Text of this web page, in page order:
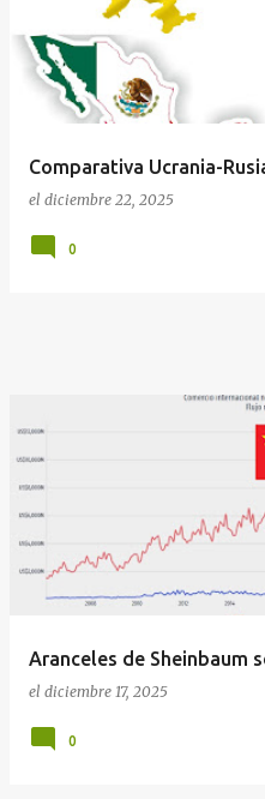
Comparativa Ucrania-
el diciembre 22, 2025
0
Aranceles de Sheinbaum
el diciembre 17, 2025
0